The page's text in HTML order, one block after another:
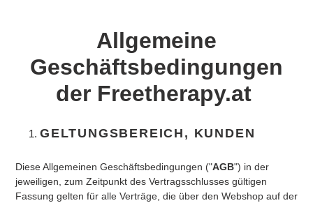
Allgemeine
Geschäftsbedingungen
der Freetherapy.at
GELTUNGSBEREICH, KUNDEN
Diese Allgemeinen Geschäftsbedingungen ("AGB") in der
jeweiligen, zum Zeitpunkt des Vertragsschlusses gültigen
Fassung gelten für alle Verträge, die über den Webshop auf der